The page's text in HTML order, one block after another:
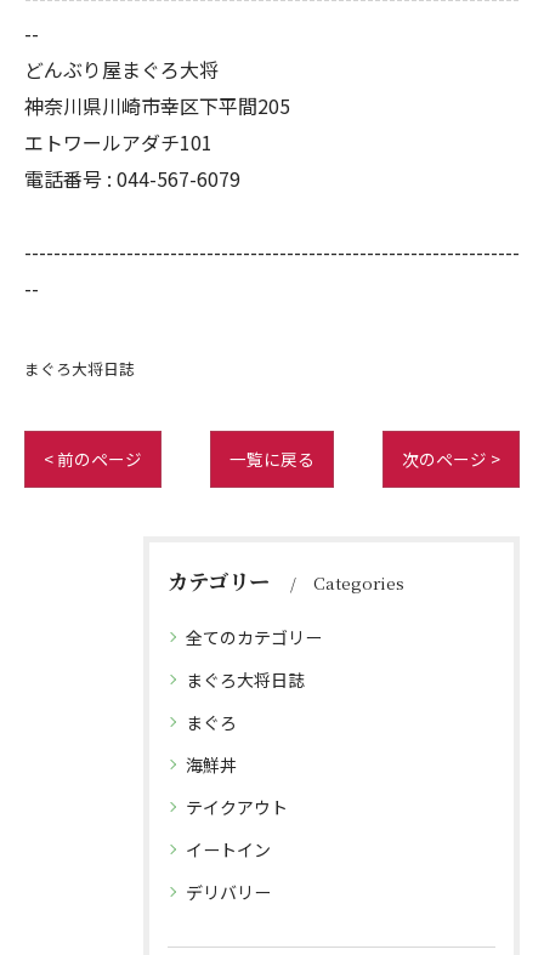
--
どんぶり屋まぐろ大将
神奈川県川崎市幸区下平間205
エトワールアダチ101
電話番号 : 044-567-6079
--------------------------------------------------------------------
--
まぐろ大将日誌
< 前のページ 一覧に戻る 次のページ >
カテゴリー Categories
全てのカテゴリー
まぐろ大将日誌
まぐろ
海鮮丼
テイクアウト
イートイン
デリバリー